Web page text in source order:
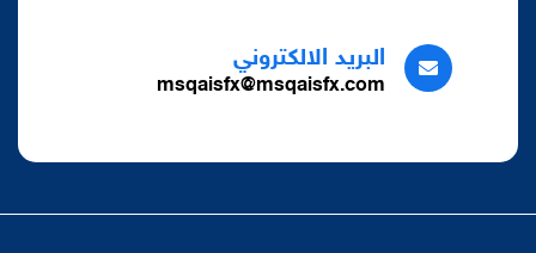
البريد الالكتروني
msqaisfx@msqaisfx.com